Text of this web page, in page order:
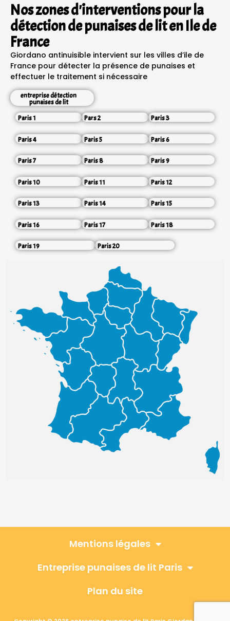
Nos zones d'interventions pour la
détection de punaises de lit en Ile de
France
Giordano antinuisible intervient sur les villes d’ile de
France pour détecter la présence de punaises et
effectuer le traitement si nécessaire
entreprise détection
punaises de lit
Paris 1
Pars 2 Paris 3
Paris 4 Paris 5 Paris 6
Paris 7 Paris 8 Paris 9
Paris 10 Paris 11 Paris 12
Paris 13 Paris 14 Paris 15
Paris 16 Paris 17 Paris 18
Paris 19 Paris 20
Mentions légales
Entreprise punaises de lit Paris
Plan du site